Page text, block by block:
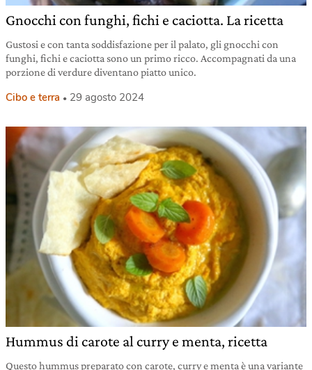
Gnocchi con funghi, fichi e caciotta. La ricetta
Gustosi e con tanta soddisfazione per il palato, gli gnocchi con
funghi, fichi e caciotta sono un primo ricco. Accompagnati da una
porzione di verdure diventano piatto unico.
Cibo e terra 29 agosto 2024
Hummus di carote al curry e menta, ricetta
Questo hummus preparato con carote, curry e menta è una variante